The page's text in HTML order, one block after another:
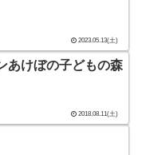
2023.05.13(土)
あけぼの子どもの森
2018.08.11(土)